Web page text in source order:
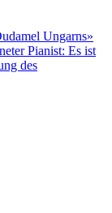
Ungarns»
Pianist: Es ist
des